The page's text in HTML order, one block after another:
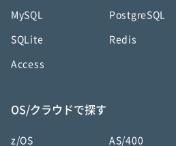
MySQL PostgreSQL
SQLite Redis
Access
OS/クラウドで探す
z/OS AS/400